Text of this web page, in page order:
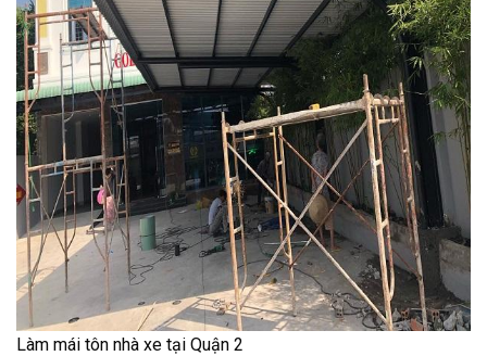
Làm mái tôn nhà xe tại Quận 2